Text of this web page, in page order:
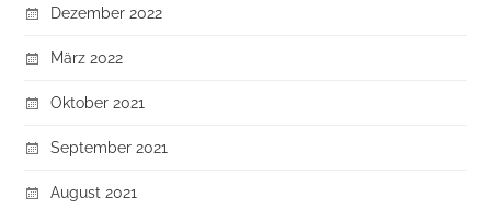
Dezember 2022
März 2022
Oktober 2021
September 2021
August 2021